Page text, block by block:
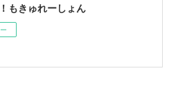
もきゅれーしょん